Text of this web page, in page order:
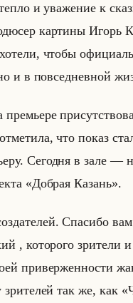
и уважение к
кар­ти­ны Игорь
чтобы
и в повседневной
что показ
Сегодня в зале —
«Добрая Казань».
Спа­си­бо вам
, ко­то­ро­го зри­те­ли
при­вер­жен­но­сти
зри­те­лей так же, как